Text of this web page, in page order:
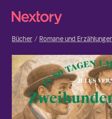
Bücher Romane und